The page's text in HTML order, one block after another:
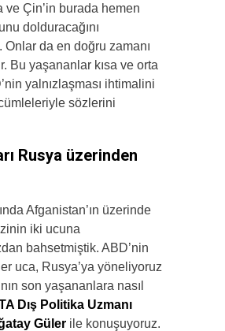
ve Çin’in burada hemen
dolduracağını
Onlar da en doğru zamanı
Bu yaşananlar kısa ve orta
yalnızlaşması ihtimalini
sözlerini
Rusya üzerinden
Afganistan’ın üzerinde
iki ucuna
bahsetmiştik. ABD’nin
uca, Rusya’ya yöneliyoruz
son yaşananlara nasıl
Dış Politika Uzmanı
Güler ile konuşuyoruz.